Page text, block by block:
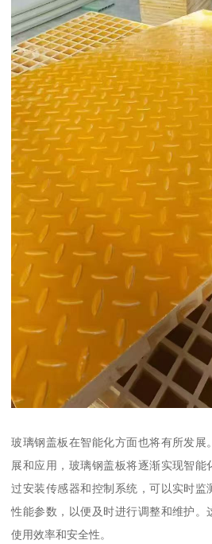
玻璃钢盖板在智能化方面也将有所发展
展和应用，玻璃钢盖板将逐渐实现智能
过安装传感器和控制系统，可以实时监
性能参数，以便及时进行调整和维护。
使用效率和安全性。